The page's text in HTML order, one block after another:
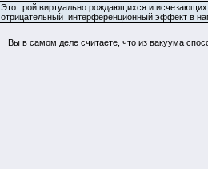
Этот рой виртуально рождающихся и
отрицательный интерференционный эффект в
Вы в самом деле считаете, что из вакуума